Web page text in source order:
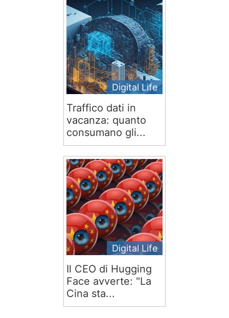
Digital Life
Traffico dati in
vacanza: quanto
consumano gli...
Digital Life
Il CEO di Hugging
Face avverte: "La
Cina sta...